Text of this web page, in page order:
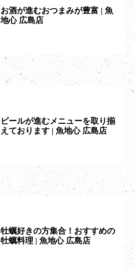
お酒が進むおつまみが豊富 | 魚
地心 広島店
ビールが進むメニューを取り揃
えております | 魚地心 広島店
牡蠣好きの方集合！おすすめの
牡蠣料理 | 魚地心 広島店